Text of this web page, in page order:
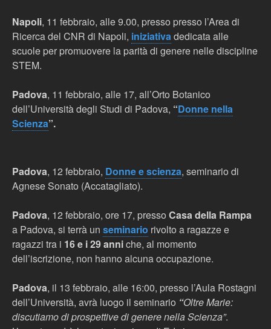
Napoli, 11 febbraio, alle 9.00, presso presso l’Area di
Ricerca del CNR di Napoli, iniziativadedicata alle
scuole per promuovere la parità di genere nelle discipline
STEM.
Padova, 11 febbraio, alle 17, all’Orto Botanico
dell’Università degli Studi di Padova, “Donne nella
Scienza”.
Padova, 12 febbraio, Donne e scienza, seminario di
Agnese Sonato (Accatagliato).
Padova, 12 febbraio, ore 17, presso Casa della Rampa
a Padova, si terrà un seminario rivolto a ragazze e
ragazzi tra i 16 e i 29 anniche, al momento
dell’iscrizione, non hanno alcuna occupazione.
Padova, il 13 febbraio, alle 16:00, presso l’Aula Rostagni
dell’Università, avrà luogo il seminario “Oltre Marie:
discutiamo di prospettive di genere nella Scienza”.